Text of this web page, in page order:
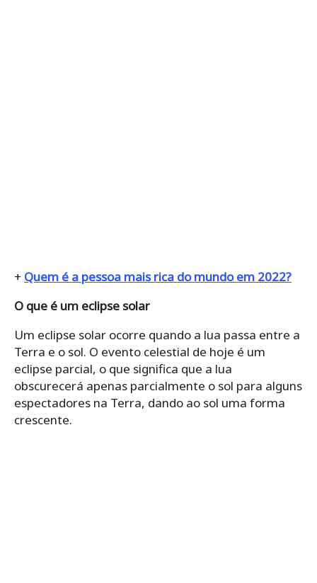
+ Quem é a pessoa mais rica do mundo em 2022?
O que é um eclipse solar
Um eclipse solar ocorre quando a lua passa entre a
Terra e o sol. O evento celestial de hoje é um
eclipse parcial, o que significa que a lua
obscurecerá apenas parcialmente o sol para alguns
espectadores na Terra, dando ao sol uma forma
crescente.